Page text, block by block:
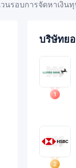
นรอบการจัดหาเงิน
บริษัทย